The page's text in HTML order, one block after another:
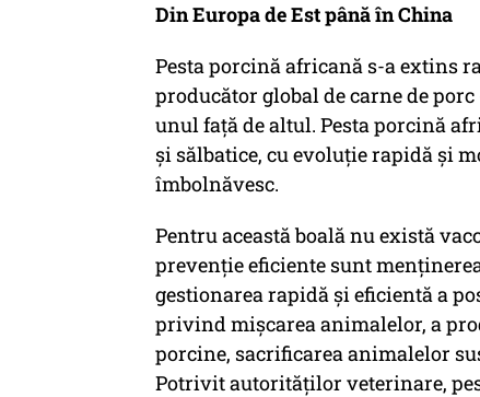
Din Europa de Est până în China
Pesta porcină africană s-a extins
producător global de carne de
unul faţă de altul. Pesta porcină
şi sălbatice, cu evoluţie rapidă şi
îmbolnăvesc.
Pentru această boală nu există
prevenţie eficiente sunt
gestionarea rapidă şi eficientă a
privind mişcarea animalelor, a
porcine, sacrificarea animalelor
Potrivit autorităţilor veterinare,